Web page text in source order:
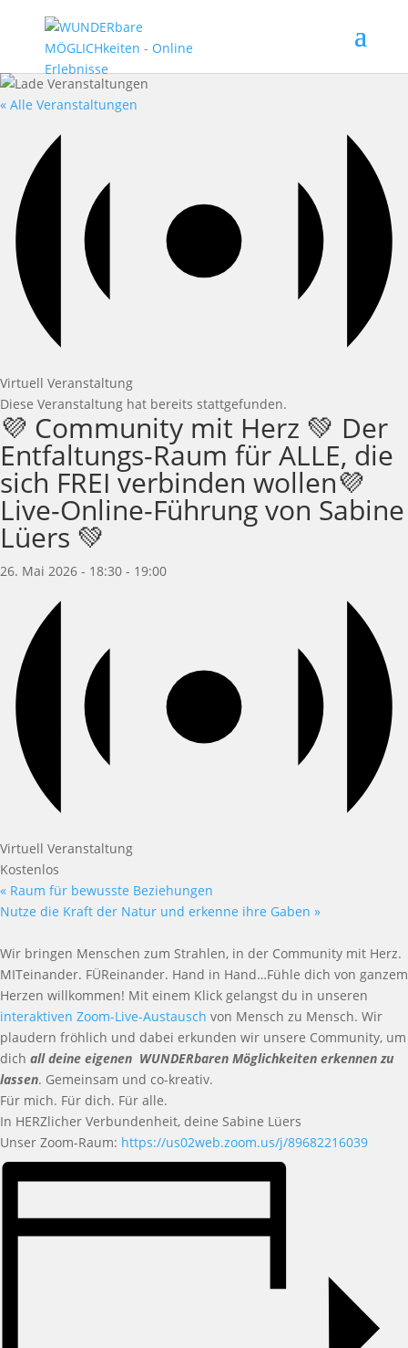
« Alle Veranstaltungen
Virtuell Veranstaltung
Diese Veranstaltung hat bereits stattgefunden.
💜 Community mit Herz 💚 Der
Entfaltungs-Raum für ALLE, die
sich FREI verbinden wollen💜
Live-Online-Führung von Sabine
Lüers 💚
26. Mai 2026 - 18:30 - 19:00
Virtuell Veranstaltung
Kostenlos
« Raum für bewusste Beziehungen
Nutze die Kraft der Natur und erkenne ihre Gaben »
Wir bringen Menschen zum Strahlen, in der Community mit Herz.
MITeinander. FÜReinander. Hand in Hand…Fühle dich von ganzem
Herzen willkommen! Mit einem Klick gelangst du in unseren
interaktiven Zoom-Live-Austausch von Mensch zu Mensch. Wir
plaudern fröhlich und dabei erkunden wir unsere Community, um
dich all deine eigenen WUNDERbaren Möglichkeiten erkennen zu
lassen. Gemeinsam und co-kreativ.
Für mich. Für dich. Für alle.
In HERZlicher Verbundenheit, deine Sabine Lüers
Unser Zoom-Raum: https://us02web.zoom.us/j/89682216039